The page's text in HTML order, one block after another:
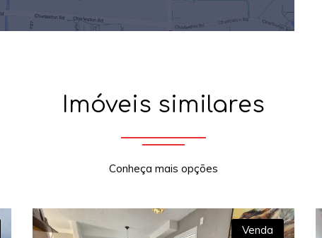
Imóveis similares
Conheça mais opções
Venda